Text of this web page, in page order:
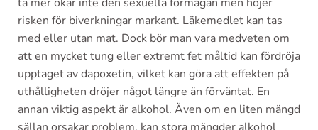
risken för biverkningar markant. Läkemedlet kan tas
med eller utan mat. Dock bör man vara medveten om
att en mycket tung eller extremt fet måltid kan fördröja
upptaget av dapoxetin, vilket kan göra att effekten på
uthålligheten dröjer något längre än förväntat. En
annan viktig aspekt är alkohol. Även om en liten mängd